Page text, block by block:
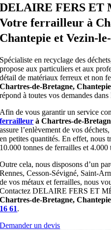
DELAIRE FERS ET
Votre ferrailleur à
Chantepie et Vezin-
Spécialiste en recyclage des
propose aux particuliers et aux
détail de matériaux ferreux et non
Chartres-de-Bretagne,
répond à toutes vos demandes
Afin de vous garantir un service
ferrailleur à Chartres-de-
assure l’enlèvement de vos
en petites quantités. En effet, nous
10.000 tonnes de ferrailles et
Outre cela, nous disposons d’un
Rennes, Cesson-Sévigné, Saint-
de vos métaux et ferrailles, nous
Contactez DELAIRE FERS ET
Chartres-de-Bretagne,
16 61.
Demander un devis